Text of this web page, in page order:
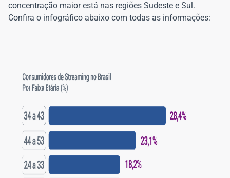
concentração maior está nas regiões Sudeste e Sul.
Confira o infográfico abaixo com todas as informações: